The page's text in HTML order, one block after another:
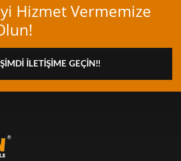
Hizmet Vermemize
ŞIMDI İLETIŞIME GEÇIN!!